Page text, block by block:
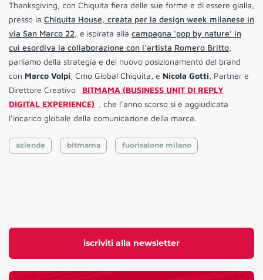
iscriviti alla newsletter
Thanksgiving, con Chiquita fiera delle sue forme e di essere gialla,
presso la Chiquita House, creata per la design week milanese in
via San Marco 22, e ispirata alla campagna ‘pop by nature’ in
cui esordiva la collaborazione con l’artista Romero Britto,
parliamo della strategia e del nuovo posizionamento del brand
con Marco Volpi, Cmo Global Chiquita, e Nicola Gotti, Partner e
Direttore Creativo
BITMAMA (BUSINESS UNIT DI REPLY
DIGITAL EXPERIENCE) , che l’anno scorso si è aggiudicata
l’incarico globale della comunicazione della marca.
aziende bitmama fuorisalone milano